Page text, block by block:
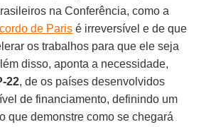
na Conferência, como a
de Paris é irreversível e de que
os trabalhos para que ele seja
disso, aponta a necessidade,
22, de os países desenvolvidos
de financiamento, definindo um
que demonstre como se chegará